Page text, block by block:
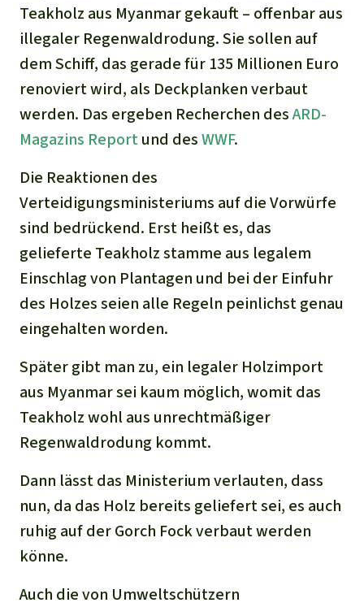
Zement und Beton
Teakholz aus Myanmar gekauft – offenbar aus
illegaler Regenwaldrodung. Sie sollen auf
dem Schiff, das gerade für 135 Millionen Euro
renoviert wird, als Deckplanken verbaut
werden. Das ergeben Recherchen desARD-
Magazins Reportund desWWF.
Die Reaktionen des
Verteidigungsministeriums auf die Vorwürfe
sind bedrückend. Erst heißt es, das
gelieferte Teakholz stamme aus legalem
Einschlag von Plantagen und bei der Einfuhr
des Holzes seien alle Regeln peinlichst genau
eingehalten worden.
Später gibt man zu, ein legaler Holzimport
aus Myanmar sei kaum möglich, womit das
Teakholz wohl aus unrechtmäßiger
Regenwaldrodung kommt.
Dann lässt das Ministerium verlauten, dass
nun, da das Holz bereits geliefert sei, es auch
ruhig auf der Gorch Fock verbaut werden
könne.
Auch die von Umweltschützern